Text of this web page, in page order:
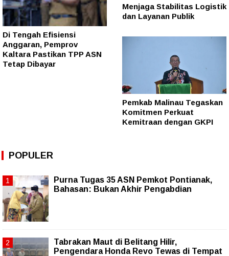
Di Tengah Efisiensi
Anggaran, Pemprov
Kaltara Pastikan TPP ASN
Tetap Dibayar
Menjaga Stabilitas Logistik
dan Layanan Publik
Pemkab Malinau Tegaskan
Komitmen Perkuat
Kemitraan dengan GKPI
POPULER
Purna Tugas 35 ASN Pemkot Pontianak,
Bahasan: Bukan Akhir Pengabdian
Tabrakan Maut di Belitang Hilir,
Pengendara Honda Revo Tewas di Tempat